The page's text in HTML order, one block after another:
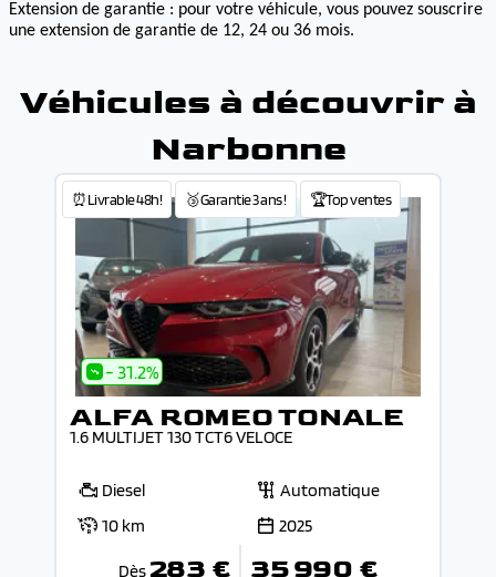
Extension de garantie : pour votre véhicule, vous pouvez souscrire
une extension de garantie de 12, 24 ou 36 mois.
Véhicules à découvrir à
Narbonne
⏰Livrable 48h! 🥉Garantie 3 ans ! 🏆Top ventes
- 31.2%
ALFA ROMEO TONALE
1.6 MULTIJET 130 TCT6 VELOCE
Diesel
Automatique
10 km
2025
Dès 283 € 35 990 €